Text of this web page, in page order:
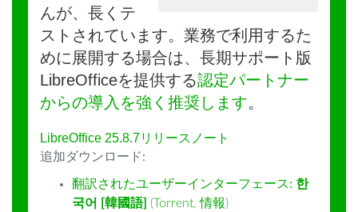
んが、長くテ
ストされています。業務で利用するた
めに展開する場合は、長期サポート版
LibreOfficeを提供する認定パートナー
からの導入を強く推奨します。
LibreOffice 25.8.7リリースノート
追加ダウンロード:
翻訳されたユーザーインターフェース: 한
국어 [韓國語] (Torrent,情報)